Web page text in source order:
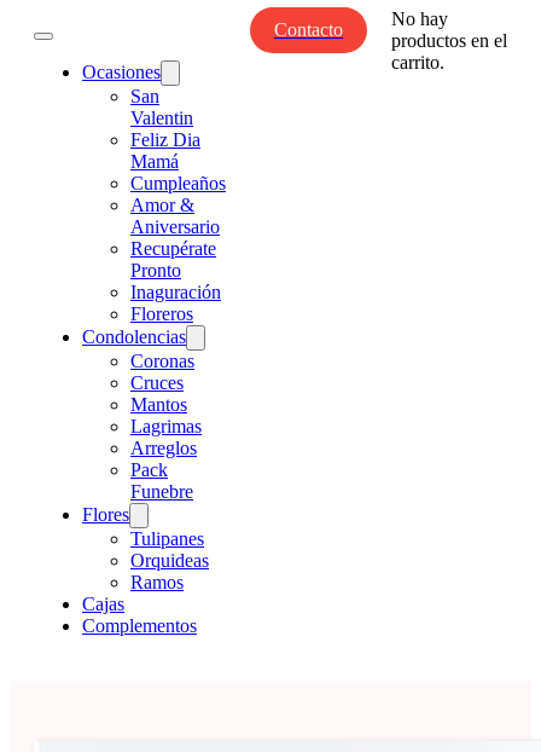
Ocasiones
San
Valentin
Feliz Dia
Mamá
Cumpleaños
Amor &
Aniversario
Recupérate
Pronto
Inaguración
Floreros
Condolencias
Coronas
Cruces
Mantos
Lagrimas
Arreglos
Pack
Funebre
Flores
Tulipanes
Orquideas
Ramos
Cajas
Complementos
Contacto
No hay
productos en el
carrito.